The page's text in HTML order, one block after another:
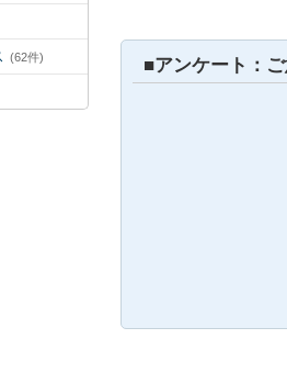
(62件) ■アンケート：